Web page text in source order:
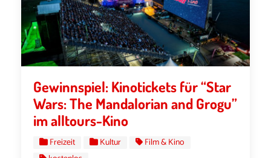
Gewinnspiel: Kinotickets für “Star
Wars: The Mandalorian and Grogu”
im alltours-Kino
Freizeit Kultur
Film & Kino